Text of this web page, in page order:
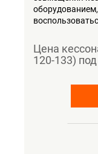
Цена
120-133)